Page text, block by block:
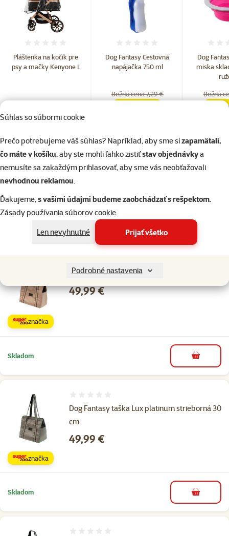
Súhlas so súbormi cookie
Prečo potrebujeme váš súhlas? Napríklad, aby sme sizapamätali,
čo máte v košíku, aby ste mohli ľahko zistiťstav objednávkya
nemusíte sa zakaždým prihlasovať, aby sme vás neobťažovali
nevhodnou reklamou.
Ďakujeme,s vašimi údajmi budeme zaobchádzať s rešpektom.
Zásady používania súborov cookie
Len nevyhnutné
Prijať všetko
Podrobné nastavenia
Pláštenka na kočík pre
psy a mačky Kenyone L
Dog Fantasy Cestovná
napájačka 750 ml
Bežná cena 7,29 €
Dog
miska
Bežná
4,09
Parametre
Farba
Značka
Kenyone
Katalógové číslo
7914-861030
8595681861030
Podobné produkty
Dog Fantasy taška Lux platinum zlatá 30 cm
Cena
49,99 €
značka
Skladom do košíka
Dog Fantasy taška Lux platinum strieborná 30
cm
Cena
49,99 €
značka
Skladom do košíka